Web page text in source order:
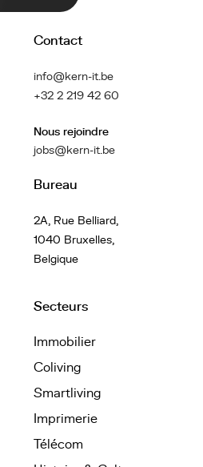
Contact
info@kern-it.be
+32 2 219 42 60
Nous rejoindre
jobs@kern-it.be
Bureau
2A, Rue Belliard,
1040 Bruxelles,
Belgique
Secteurs
Immobilier
Coliving
Smartliving
Imprimerie
Télécom